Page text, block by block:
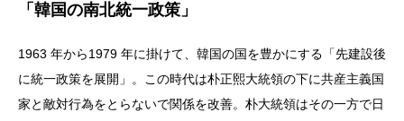
「韓国の南北統一政策」
1963 年から1979 年に掛けて、韓国の国を豊かにする「先建設後
に統一政策を展開」。この時代は朴正熙大統領の下に共産主義国
家と敵対行為をとらないで関係を改善。朴大統領はその一方で日